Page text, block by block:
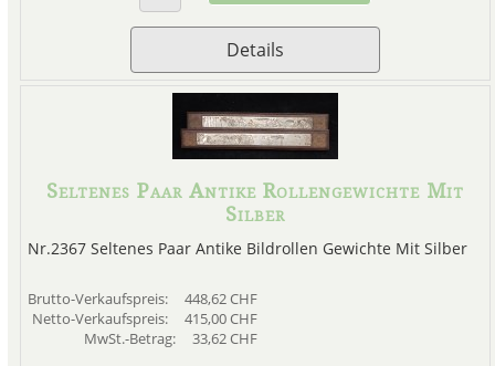
Details
Seltenes Paar Antike Rollengewichte Mit
Silber
Nr.2367 Seltenes Paar Antike Bildrollen Gewichte Mit Silber
Brutto-Verkaufspreis:
448,62 CHF
Netto-Verkaufspreis:
415,00 CHF
MwSt.-Betrag:
33,62 CHF